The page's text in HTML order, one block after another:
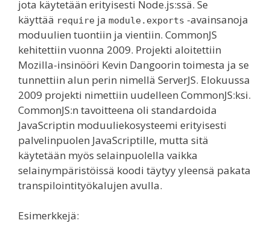
jota käytetään erityisesti Node.js:ssä. Se
käyttää require ja module.exports -avainsanoja
moduulien tuontiin ja vientiin. CommonJS
kehitettiin vuonna 2009. Projekti aloitettiin
Mozilla-insinööri Kevin Dangoorin toimesta ja se
tunnettiin alun perin nimellä ServerJS. Elokuussa
2009 projekti nimettiin uudelleen CommonJS:ksi.
CommonJS:n tavoitteena oli standardoida
JavaScriptin moduuliekosysteemi erityisesti
palvelinpuolen JavaScriptille, mutta sitä
käytetään myös selainpuolella vaikka
selainympäristöissä koodi täytyy yleensä pakata
transpilointityökalujen avulla.
Esimerkkejä: